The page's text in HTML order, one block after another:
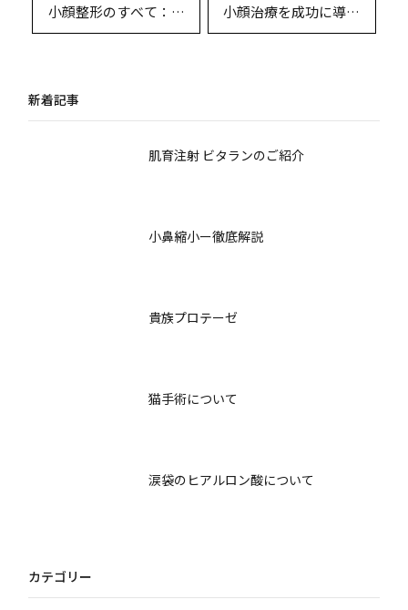
小顔整形のすべて：理
想のフェイスラインを
小顔治療を成功に導く
ための総合ガイド
新着記事
肌育注射 ビタランのご紹介
小鼻縮小ー徹底解説
貴族プロテーゼ
猫手術について
涙袋のヒアルロン酸について
カテゴリー